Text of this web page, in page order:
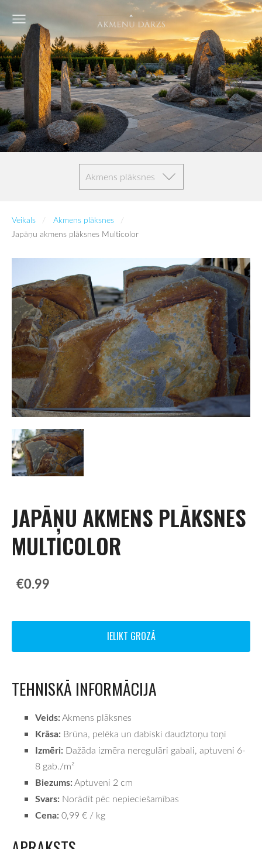
Akmens plāksnes
Veikals
Akmens plāksnes
Japāņu akmens plāksnes Multicolor
JAPĀŅU AKMENS PLĀKSNES
MULTICOLOR
€0.99
IELIKT GROZĀ
TEHNISKĀ INFORMĀCIJA
Veids:Akmens plāksnes
Krāsa: Brūna, pelēka un dabiski daudztoņu toņi
Izmēri: Dažāda izmēra neregulāri gabali, aptuveni 6-
8 gab./m²
Biezums:Aptuveni 2 cm
Svars: Norādīt pēc nepieciešamības
Cena: 0,99 € / kg